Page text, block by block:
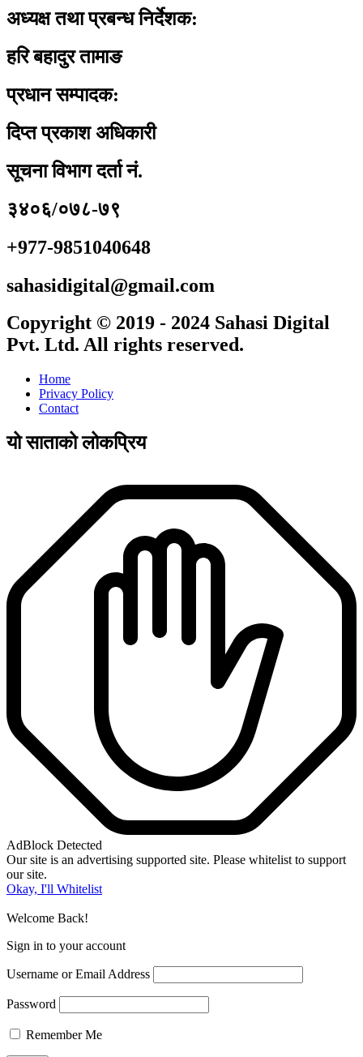
अध्यक्ष तथा प्रबन्ध निर्देशक:
हरि बहादुर तामाङ
प्रधान सम्पादक:
दिप्त प्रकाश अधिकारी
सूचना विभाग दर्ता नं.
३४०६/०७८-७९
+977-9851040648
sahasidigital@gmail.com
Copyright © 2019 - 2024 Sahasi Digital
Pvt. Ltd. All rights reserved.
Home
Privacy Policy
Contact
यो साताको लोकप्रिय
AdBlock Detected
Our site is an advertising supported site. Please whitelist to support
our site.
Okay, I'll Whitelist
Welcome Back!
Sign in to your account
Username or Email Address
Password
Remember Me